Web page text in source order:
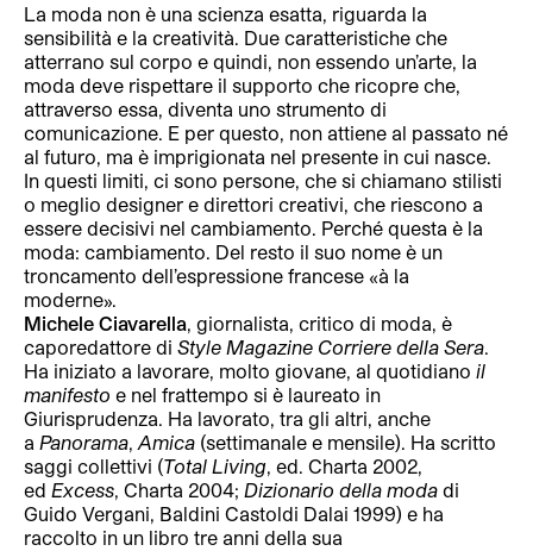
La moda non è una scienza esatta, riguarda la
sensibilità e la creatività. Due caratteristiche che
atterrano sul corpo e quindi, non essendo un’arte, la
moda deve rispettare il supporto che ricopre che,
attraverso essa, diventa uno strumento di
comunicazione. E per questo, non attiene al passato né
al futuro, ma è imprigionata nel presente in cui nasce.
In questi limiti, ci sono persone, che si chiamano stilisti
o meglio designer e direttori creativi, che riescono a
essere decisivi nel cambiamento. Perché questa è la
moda: cambiamento. Del resto il suo nome è un
troncamento dell’espressione francese «à la
moderne».
Michele Ciavarella, giornalista, critico di moda, è
caporedattore di Style Magazine Corriere della Sera.
Ha iniziato a lavorare, molto giovane, al quotidiano il
manifesto e nel frattempo si è laureato in
Giurisprudenza. Ha lavorato, tra gli altri, anche
a Panorama, Amica (settimanale e mensile). Ha scritto
saggi collettivi (Total Living, ed. Charta 2002,
ed Excess, Charta 2004; Dizionario della moda di
Guido Vergani, Baldini Castoldi Dalai 1999) e ha
raccolto in un libro tre anni della sua